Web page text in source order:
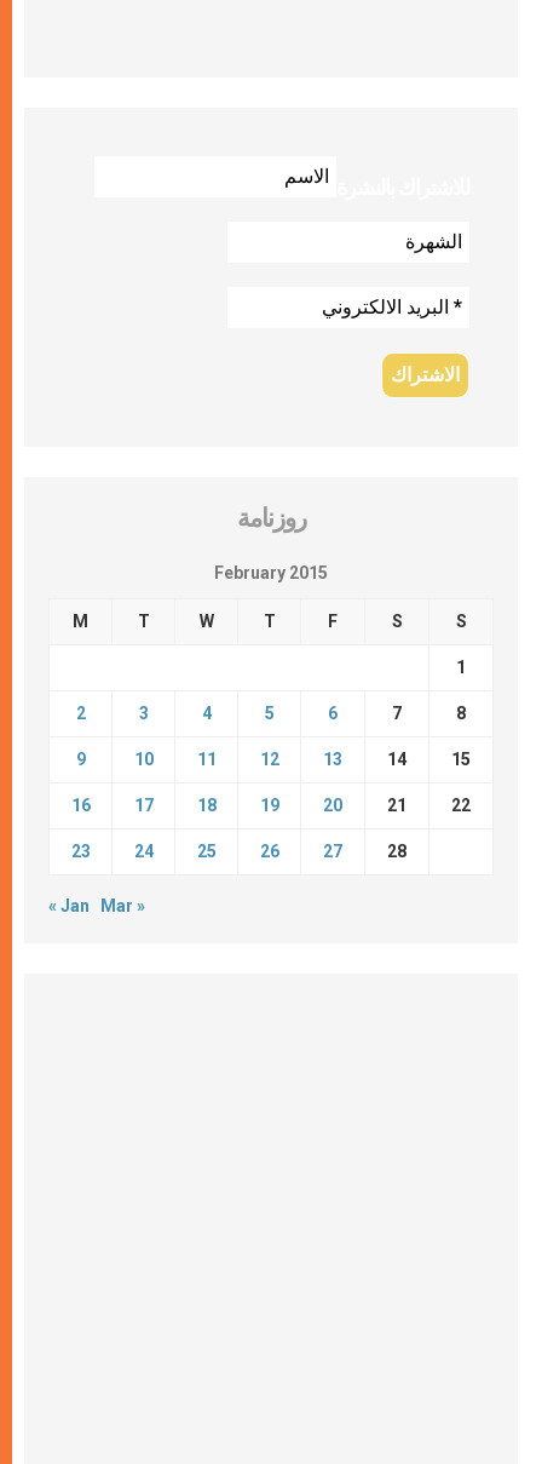
روزنامة
February 2015
M T W T F S S
1
2 3 4 5 6 7 8
9 10 11 12 13 14 15
16 17 18 19 20 21 22
23 24 25 26 27 28
« Jan Mar »